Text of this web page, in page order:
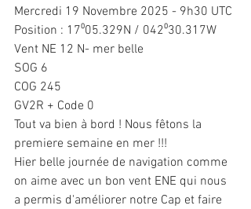
Mercredi 19 Novembre 2025 - 9h30 UTC
Position : 17⁰05.329N / 042⁰30.317W
Vent NE 12 N- mer belle
SOG 6
COG 245
GV2R + Code 0
Tout va bien à bord ! Nous fêtons la
premiere semaine en mer !!!
Hier belle journée de navigation comme
on aime avec un bon vent ENE qui nous
a permis d'améliorer notre Cap et faire